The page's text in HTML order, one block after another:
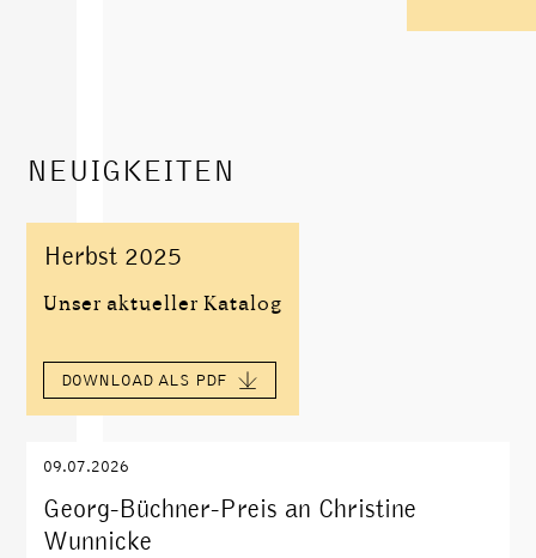
NEUIGKEITEN
Herbst 2025
Unser aktueller Katalog
DOWNLOAD ALS PDF
09.07.2026
Georg-Büchner-Preis an Christine
Wunnicke